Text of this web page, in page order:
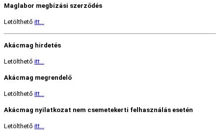
Maglabor megbízási szerződés
Letölthető itt...
Akácmag hirdetés
Letölthető itt...
Akácmag megrendelő
Letölthető itt...
Akácmag nyilatkozat nem csemetekerti felhasználás esetén
Letölthető itt...